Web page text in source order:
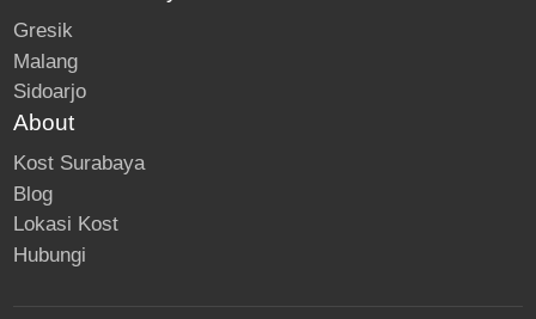
Gresik
Malang
Sidoarjo
About
Kost Surabaya
Blog
Lokasi Kost
Hubungi